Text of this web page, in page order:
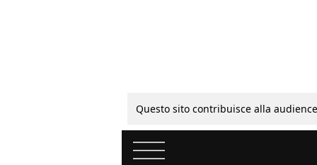
Questo sito contribuisce alla
Vai al contenuto